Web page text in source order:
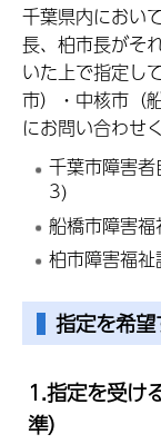
千葉県内におい
長、柏市長がそ
いた上で指定し
市）・中核市（
にお問い合わせ
千葉市障害
3)
船橋市障害
柏市障害福
指定を希
1.指定を受け
準）